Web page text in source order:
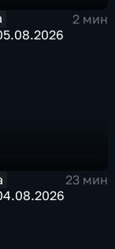
2 мин
23 мин